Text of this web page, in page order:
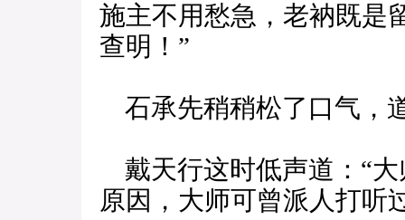
施主不用愁急，老衲既是
查明！”
石承先稍稍松了口气，
戴天行这时低声道：“
原因，大师可曾派人打听